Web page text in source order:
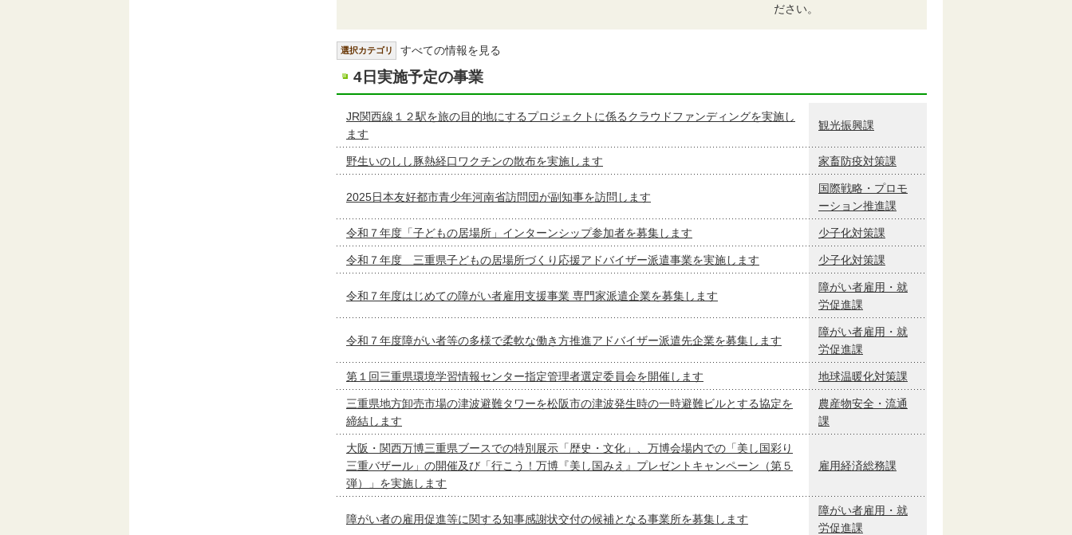
ださい。
選択カテゴリ すべての情報を見る
4日実施予定の事業
JR関西線１２駅を旅の目的地にするプロジェクトに係るクラウドファンディングを実施し
ます
観光振興課
野生いのしし豚熱経口ワクチンの散布を実施します 家畜防疫対策課
2025日本友好都市青少年河南省訪問団が副知事を訪問します
国際戦略・プロモ
ーション推進課
令和７年度「子どもの居場所」インターンシップ参加者を募集します 少子化対策課
令和７年度 三重県子どもの居場所づくり応援アドバイザー派遣事業を実施します 少子化対策課
令和７年度はじめての障がい者雇用支援事業 専門家派遣企業を募集します
障がい者雇用・就
労促進課
令和７年度障がい者等の多様で柔軟な働き方推進アドバイザー派遣先企業を募集します
障がい者雇用・就
労促進課
第１回三重県環境学習情報センター指定管理者選定委員会を開催します 地球温暖化対策課
三重県地方卸売市場の津波避難タワーを松阪市の津波発生時の一時避難ビルとする協定を
締結します
農産物安全・流通
課
大阪・関西万博三重県ブースでの特別展示「歴史・文化」、万博会場内での「美し国彩り
三重バザール」の開催及び「行こう！万博『美し国みえ』プレゼントキャンペーン（第５
弾）」を実施します
雇用経済総務課
障がい者の雇用促進等に関する知事感謝状交付の候補となる事業所を募集します
障がい者雇用・就
労促進課